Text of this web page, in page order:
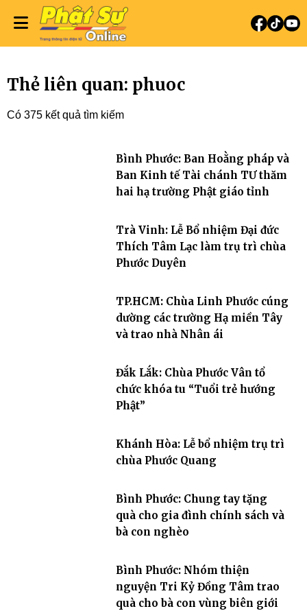
Thẻ liên quan: phuoc
Có 375 kết quả tìm kiếm
Bình Phước: Ban Hoằng pháp và
Ban Kinh tế Tài chánh TƯ thăm
hai hạ trường Phật giáo tỉnh
Trà Vinh: Lễ Bổ nhiệm Đại đức
Thích Tâm Lạc làm trụ trì chùa
Phước Duyên
TP.HCM: Chùa Linh Phước cúng
dường các trường Hạ miền Tây
và trao nhà Nhân ái
Đắk Lắk: Chùa Phước Vân tổ
chức khóa tu “Tuổi trẻ hướng
Phật”
Khánh Hòa: Lễ bổ nhiệm trụ trì
chùa Phước Quang
Bình Phước: Chung tay tặng
quà cho gia đình chính sách và
bà con nghèo
Bình Phước: Nhóm thiện
nguyện Tri Kỷ Đồng Tâm trao
quà cho bà con vùng biên giới